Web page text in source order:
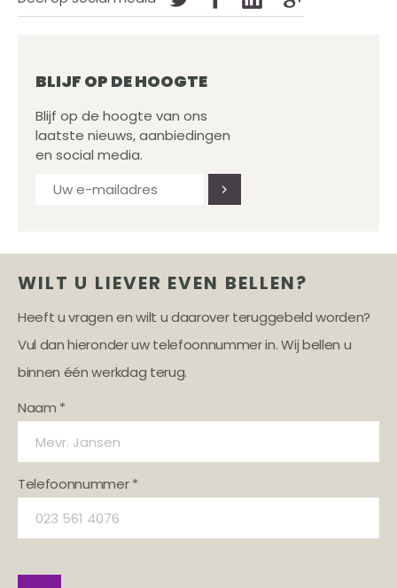
BLIJF OP DE HOOGTE
Blijf op de hoogte van ons
laatste nieuws, aanbiedingen
en social media.
WILT U LIEVER EVEN BELLEN?
Heeft u vragen en wilt u daarover teruggebeld worden?
Vul dan hieronder uw telefoonnummer in. Wij bellen u
binnen één werkdag terug.
Naam *
Telefoonnummer *